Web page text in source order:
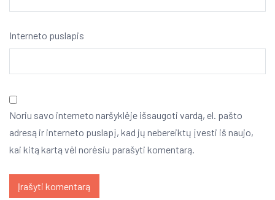
Interneto puslapis
Noriu savo interneto naršyklėje išsaugoti vardą, el. pašto
adresą ir interneto puslapį, kad jų nebereiktų įvesti iš naujo,
kai kitą kartą vėl norėsiu parašyti komentarą.